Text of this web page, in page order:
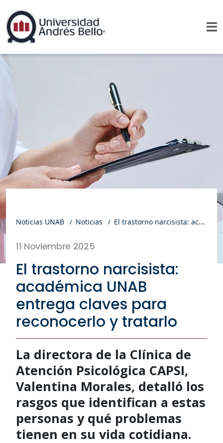
Noticias UNAB Noticias El trastorno narcisista: académica UNAB entrega claves para reconocerlo y tratarlo
11 Noviembre 2025
El trastorno narcisista:
académica UNAB
entrega claves para
reconocerlo y tratarlo
La directora de la Clínica de
Atención Psicológica CAPSI,
Valentina Morales, detalló los
rasgos que identifican a estas
personas y qué problemas
tienen en su vida cotidiana.